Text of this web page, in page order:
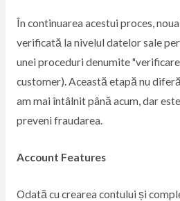
În continuarea acestui proces,
verificată la nivelul datelor sale
unei proceduri denumite
customer). Această etapă nu
am mai întâlnit până acum, dar
preveni fraudarea.
Account Features
Odată cu crearea contului și